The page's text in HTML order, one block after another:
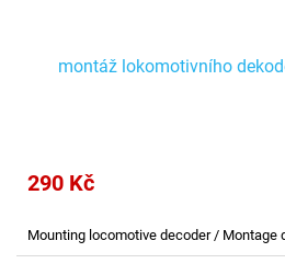
montáž lokomotivního
290 Kč
Mounting locomotive decoder / Montage